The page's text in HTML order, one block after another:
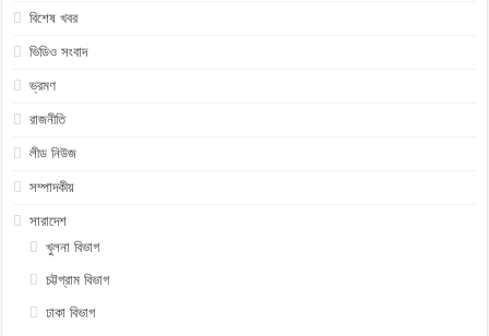
বিশেষ খবর
ভিডিও সংবাদ
ভ্রমণ
রাজনীতি
লীড নিউজ
সম্পাদকীয়
সারাদেশ
খুলনা বিভাগ
চট্টগ্রাম বিভাগ
ঢাকা বিভাগ